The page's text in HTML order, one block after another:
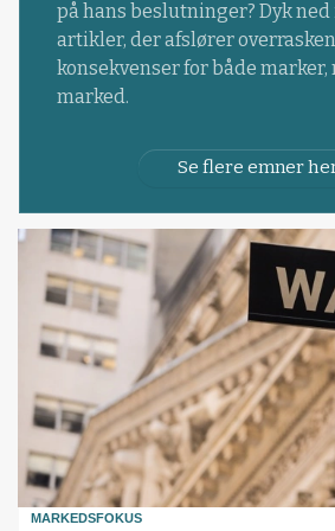
på hans beslutninger? Dyk ned
artikler, der afslører
konsekvenser for både marker,
marked.
Se flere emner
MARKEDSFOKUS